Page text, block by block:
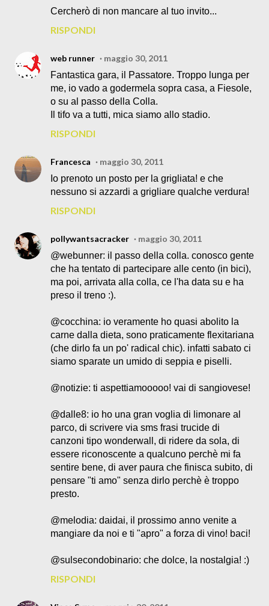
Cercherò di non mancare al tuo invito...
RISPONDI
web runner
maggio 30, 2011
Fantastica gara, il Passatore. Troppo lunga per
me, io vado a godermela sopra casa, a Fiesole,
o su al passo della Colla.
Il tifo va a tutti, mica siamo allo stadio.
RISPONDI
Francesca
maggio 30, 2011
Io prenoto un posto per la grigliata! e che
nessuno si azzardi a grigliare qualche verdura!
RISPONDI
pollywantsacracker
maggio 30, 2011
@webunner: il passo della colla. conosco gente
che ha tentato di partecipare alle cento (in bici),
ma poi, arrivata alla colla, ce l'ha data su e ha
preso il treno :).
@cocchina: io veramente ho quasi abolito la
carne dalla dieta, sono praticamente flexitariana
(che dirlo fa un po' radical chic). infatti sabato ci
siamo sparate un umido di seppia e piselli.
@notizie: ti aspettiamooooo! vai di sangiovese!
@dalle8: io ho una gran voglia di limonare al
parco, di scrivere via sms frasi trucide di
canzoni tipo wonderwall, di ridere da sola, di
essere riconoscente a qualcuno perchè mi fa
sentire bene, di aver paura che finisca subito, di
pensare "ti amo" senza dirlo perchè è troppo
presto.
@melodia: daidai, il prossimo anno venite a
mangiare da noi e ti "apro" a forza di vino! baci!
@sulsecondobinario: che dolce, la nostalgia! :)
RISPONDI